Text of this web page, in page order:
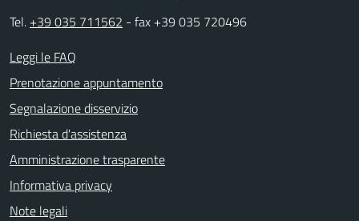
Tel. +39 035 711562 - fax +39 035 720496
Leggi le FAQ
Prenotazione appuntamento
Segnalazione disservizio
Richiesta d'assistenza
Amministrazione trasparente
Informativa privacy
Note legali